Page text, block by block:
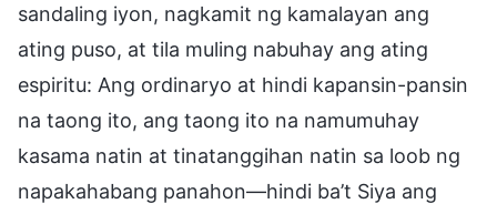
sandaling iyon, nagkamit ng kamalayan ang
ating puso, at tila muling nabuhay ang ating
espiritu: Ang ordinaryo at hindi kapansin-pansin
na taong ito, ang taong ito na namumuhay
kasama natin at tinatanggihan natin sa loob ng
napakahabang panahon—hindi ba’t Siya ang